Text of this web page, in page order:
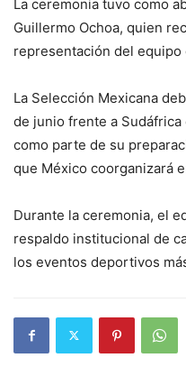
La ceremonia tuvo como
Guillermo Ochoa, quien
representación del
La Selección Mexicana
de junio frente a
como parte de su
que México coorganizará
Durante la ceremonia, el
respaldo institucional de
los eventos deportivos